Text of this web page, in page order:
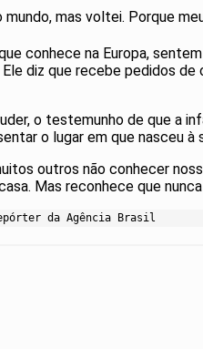
mas voltei. Porque
conhece na Europa,
Ele diz que recebe pedidos
o testemunho de que a
o lugar em que nasceu à
outros não conhecer
Mas reconhece que
da Agência Brasil